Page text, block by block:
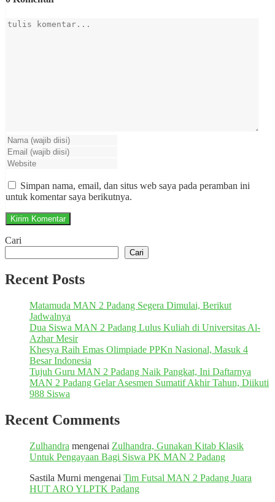
Simpan nama, email, dan situs web saya pada peramban ini
untuk komentar saya berikutnya.
Cari
Cari
Recent Posts
Matamuda MAN 2 Padang Segera Dimulai, Berikut
Jadwalnya
Dua Siswa MAN 2 Padang Lulus Kuliah di Universitas Al-
Azhar Mesir
Khesya Raih Emas Olimpiade PPKn Nasional, Masuk 4
Besar Indonesia
Tujuh Guru MAN 2 Padang Naik Pangkat, Ini Daftarnya
MAN 2 Padang Gelar Asesmen Sumatif Akhir Tahun, Diikuti
988 Siswa
Recent Comments
Zulhandra mengenai Zulhandra, Gunakan Kitab Klasik
Untuk Pengayaan Bagi Siswa PK MAN 2 Padang
Sastila Murni mengenai Tim Futsal MAN 2 Padang Juara
HUT ARO YLPTK Padang